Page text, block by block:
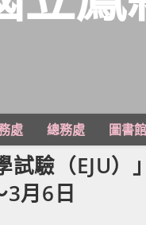
處 總務處 圖書館
試驗（EJU
月6日